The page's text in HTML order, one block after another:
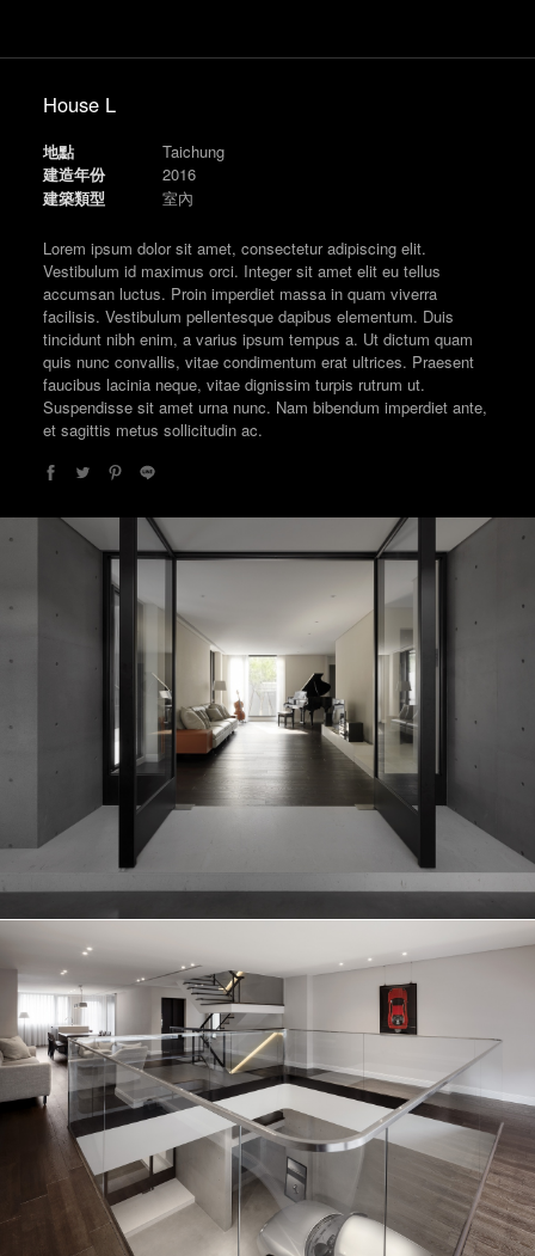
House L
地點
Taichung
建造年份
2016
建築類型
室內
Lorem ipsum dolor sit amet, consectetur adipiscing elit.
Vestibulum id maximus orci. Integer sit amet elit eu tellus
accumsan luctus. Proin imperdiet massa in quam viverra
facilisis. Vestibulum pellentesque dapibus elementum. Duis
tincidunt nibh enim, a varius ipsum tempus a. Ut dictum quam
quis nunc convallis, vitae condimentum erat ultrices. Praesent
faucibus lacinia neque, vitae dignissim turpis rutrum ut.
Suspendisse sit amet urna nunc. Nam bibendum imperdiet ante,
et sagittis metus sollicitudin ac.